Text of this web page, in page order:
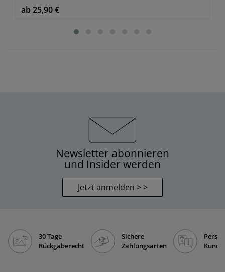
ab 25,90 €
Newsletter abonnieren
und Insider werden
Jetzt anmelden > >
30 Tage
Rückgaberecht
Sichere
Zahlungsarten